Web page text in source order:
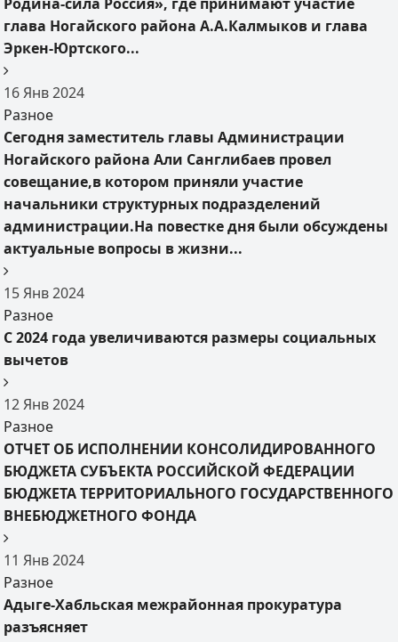
глава Ногайского района А.А.Калмыков и глава
Эркен-Юртского...
16 Янв 2024
Разное
Сегодня заместитель главы Администрации
Ногайского района Али Санглибаев провел
совещание,в котором приняли участие
начальники структурных подразделений
администрации.На повестке дня были обсуждены
актуальные вопросы в жизни...
15 Янв 2024
Разное
С 2024 года увеличиваются размеры социальных
вычетов
12 Янв 2024
Разное
ОТЧЕТ ОБ ИСПОЛНЕНИИ КОНСОЛИДИРОВАННОГО
БЮДЖЕТА СУБЪЕКТА РОССИЙСКОЙ ФЕДЕРАЦИИ
БЮДЖЕТА ТЕРРИТОРИАЛЬНОГО ГОСУДАРСТВЕННОГО
ВНЕБЮДЖЕТНОГО ФОНДА
11 Янв 2024
Разное
Адыге-Хабльская межрайонная прокуратура
разъясняет